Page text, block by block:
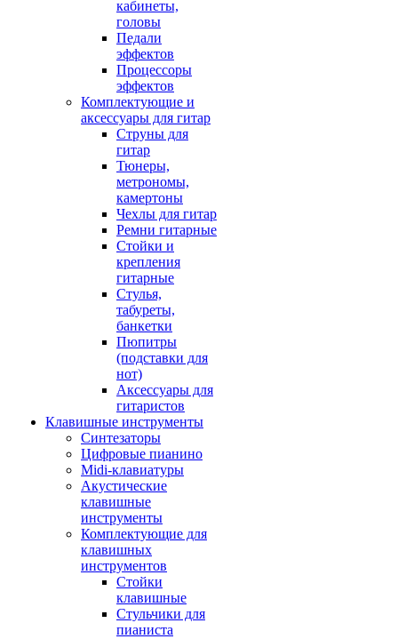
кабинеты,
головы
Педали
эффектов
Процессоры
эффектов
Комплектующие и
аксессуары для гитар
Струны для
гитар
Тюнеры,
метрономы,
камертоны
Чехлы для гитар
Ремни гитарные
Стойки и
крепления
гитарные
Стулья,
табуреты,
банкетки
Пюпитры
(подставки для
нот)
Аксессуары для
гитаристов
Клавишные инструменты
Синтезаторы
Цифровые пианино
Midi-клавиатуры
Акустические
клавишные
инструменты
Комплектующие для
клавишных
инструментов
Стойки
клавишные
Стульчики для
пианиста